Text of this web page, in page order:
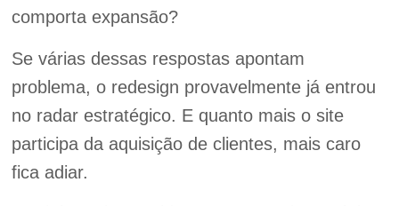
comporta expansão?
Se várias dessas respostas apontam
problema, o redesign provavelmente já entrou
no radar estratégico. E quanto mais o site
participa da aquisição de clientes, mais caro
fica adiar.